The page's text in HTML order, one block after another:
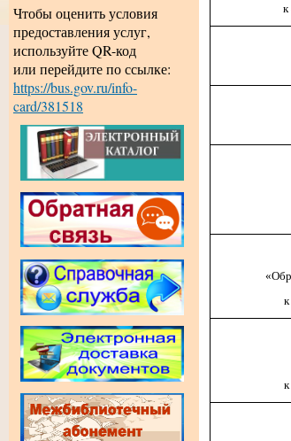
Чтобы оценить условия
предоставления услуг,
используйте QR-код
или перейдите по ссылке:
https://bus.gov.ru/info-
card/381518
к